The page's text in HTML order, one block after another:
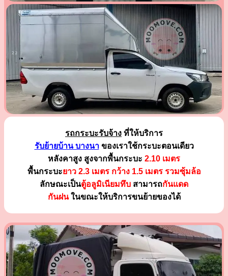
รถกระบะรับจ้าง ที่ให้บริการ
รับย้ายบ้าน บางนาของเราใช้กระบะตอนเดียว
หลังคาสูง สูงจากพื้นกระบะ 2.10 เมตร
พื้นกระบะยาว 2.3 เมตร กว้าง 1.5 เมตร รวมซุ้มล้อ
ลักษณะเป็นตู้อลูมิเนียมทึบ สามารถกันแดด
กันฝนในขณะให้บริการขนย้ายของได้